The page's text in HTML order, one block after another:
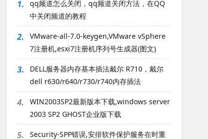
1.
qq频道怎么关闭，qq频道关闭方法，在QQ
中关闭频道的教程
2.
VMware-all-7.0-keygen,VMware vSphere
7注册机,esxi7注册机序列号生成器(图文)
3.
DELL服务器内存基本插法戴尔 R710，戴尔
dell r630/r640/r730/r740内存插法
4.
WIN2003SP2最新版本下载,windows server
2003 SP2 GHOST企业版下载
5. Security-SPP错误,安排软件保护服务在时重